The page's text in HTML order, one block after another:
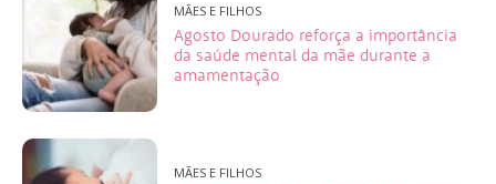
MÃES E FILHOS
Agosto Dourado reforça a importância
da saúde mental da mãe durante a
amamentação
MÃES E FILHOS